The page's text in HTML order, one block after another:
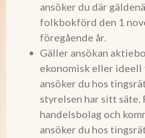
ansöker du där
folkbokförd den 1
föregående år.
Gäller ansökan
ekonomisk eller ideell
ansöker du hos
styrelsen har sitt säte.
handelsbolag och
ansöker du hos